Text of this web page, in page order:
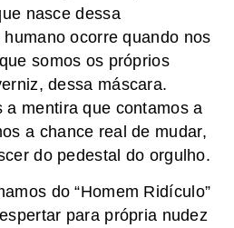
nasce dessa
ocorre quando nos
somos os próprios
dessa máscara.
a mentira que contamos a
a chance real de mudar,
do pedestal do orgulho.
do “Homem Ridículo”
para própria nudez